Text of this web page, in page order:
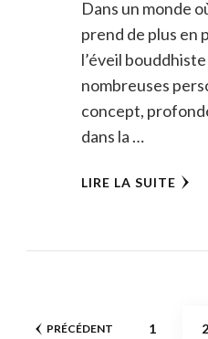
Dans un monde
prend de plus en
l’éveil
nombreuses
concept,
dans la …
LIRE LA SUITE
Pagination
PRÉCÉDENT PAGE
1 2